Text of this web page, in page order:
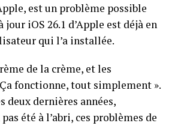
est un problème possible
iOS 26.1 d’Apple est déjà en
qui l’a installée.
de la crème, et les
fonctionne, tout simplement ».
deux dernières années,
été à l’abri, ces problèmes de